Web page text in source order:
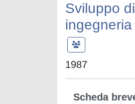
Sviluppo
1987
Scheda